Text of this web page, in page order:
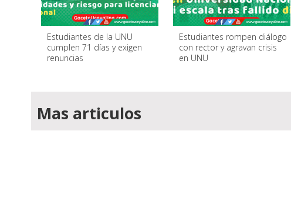
Estudiantes de la UNU
cumplen 71 días y exigen
renuncias
Estudiantes rompen diálogo
con rector y agravan crisis
en UNU
Mas articulos